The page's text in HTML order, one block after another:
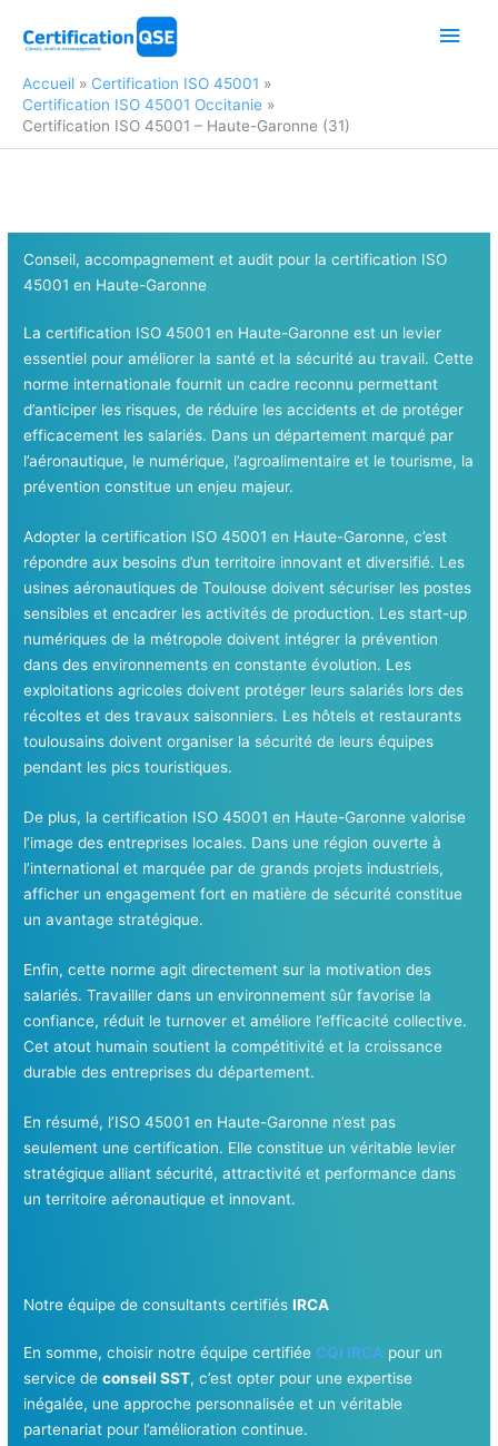
Accueil
Certification ISO 45001
Certification ISO 45001 Occitanie
Certification ISO 45001 – Haute-Garonne (31)
Conseil, accompagnement et audit pour la certification ISO
45001 en Haute-Garonne
La certification ISO 45001 en Haute-Garonne est un levier
essentiel pour améliorer la santé et la sécurité au travail. Cette
norme internationale fournit un cadre reconnu permettant
d’anticiper les risques, de réduire les accidents et de protéger
efficacement les salariés. Dans un département marqué par
l’aéronautique, le numérique, l’agroalimentaire et le tourisme, la
prévention constitue un enjeu majeur.
Adopter la certification ISO 45001 en Haute-Garonne, c’est
répondre aux besoins d’un territoire innovant et diversifié. Les
usines aéronautiques de Toulouse doivent sécuriser les postes
sensibles et encadrer les activités de production. Les start-up
numériques de la métropole doivent intégrer la prévention
dans des environnements en constante évolution. Les
exploitations agricoles doivent protéger leurs salariés lors des
récoltes et des travaux saisonniers. Les hôtels et restaurants
toulousains doivent organiser la sécurité de leurs équipes
pendant les pics touristiques.
De plus, la certification ISO 45001 en Haute-Garonne valorise
l’image des entreprises locales. Dans une région ouverte à
l’international et marquée par de grands projets industriels,
afficher un engagement fort en matière de sécurité constitue
un avantage stratégique.
Enfin, cette norme agit directement sur la motivation des
salariés. Travailler dans un environnement sûr favorise la
confiance, réduit le turnover et améliore l’efficacité collective.
Cet atout humain soutient la compétitivité et la croissance
durable des entreprises du département.
En résumé, l’ISO 45001 en Haute-Garonne n’est pas
seulement une certification. Elle constitue un véritable levier
stratégique alliant sécurité, attractivité et performance dans
un territoire aéronautique et innovant.
Notre équipe de consultants certifiésIRCA
En somme, choisir notre équipe certifiée CQI IRCA pour un
service deconseil SST, c’est opter pour une expertise
inégalée, une approche personnalisée et un véritable
partenariat pour l’amélioration continue.